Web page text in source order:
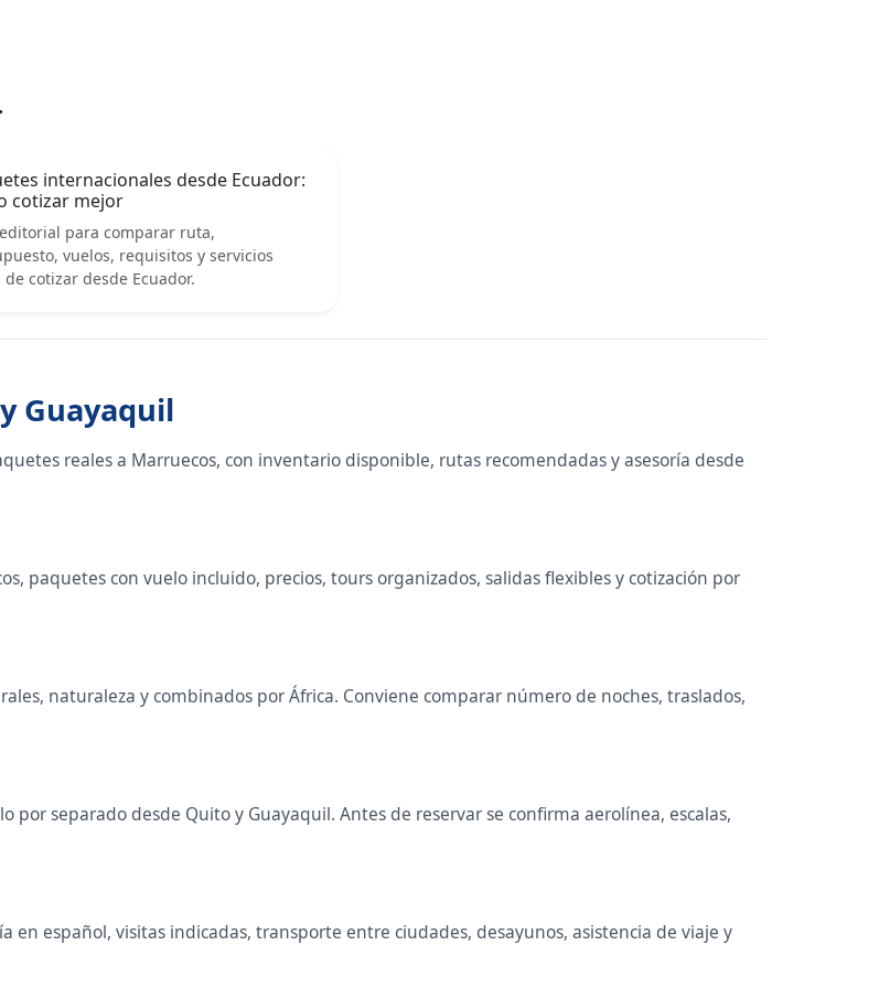
internacionales desde Ecuador:
cotizar mejor
para comparar ruta,
vuelos, requisitos y servicios
de cotizar desde Ecuador.
Guayaquil
reales a Marruecos, con inventario disponible, rutas recomendadas y asesoría desde
paquetes con vuelo incluido, precios, tours organizados, salidas flexibles y cotización por
naturaleza y combinados por África. Conviene comparar número de noches, traslados,
separado desde Quito y Guayaquil. Antes de reservar se confirma aerolínea, escalas,
español, visitas indicadas, transporte entre ciudades, desayunos, asistencia de viaje y